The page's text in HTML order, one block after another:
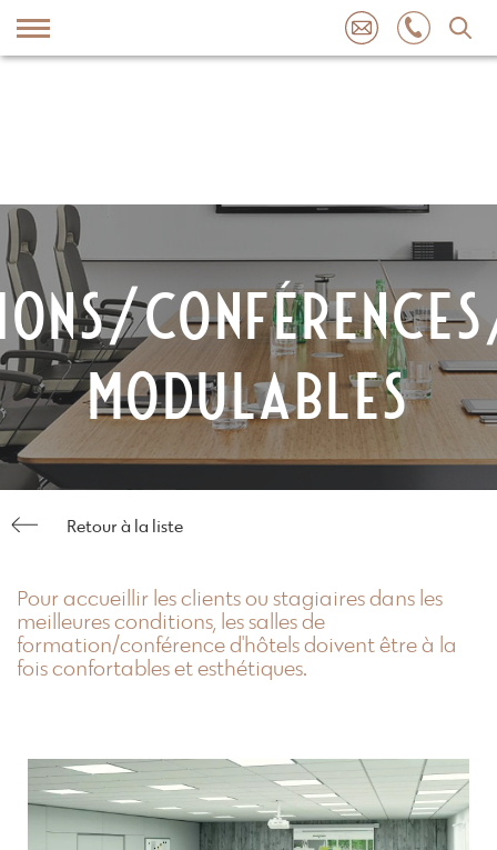
Skip
to
content
MODULABLES
Retour à la liste
Pour accueillir les clients ou stagiaires dans les
meilleures conditions, les salles de
formation/conférence d'hôtels doivent être à la
fois confortables et esthétiques.